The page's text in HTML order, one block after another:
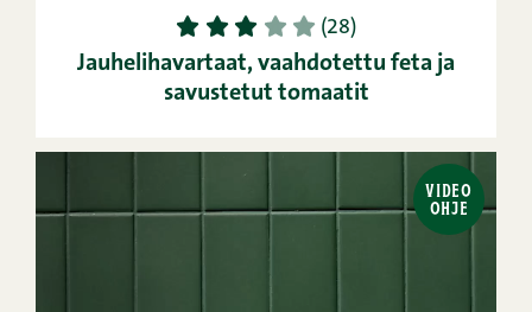
1 2 3 4 5 (28)
Jauhelihavartaat, vaahdotettu feta ja
savustetut tomaatit
VIDEO
OHJE